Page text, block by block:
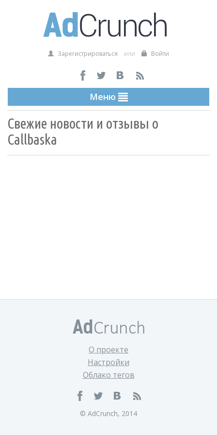
Зарегистрироваться или Войти
Меню
Свежие новости и отзывы о
Callbaska
О проекте
Настройки
Облако тегов
© AdCrunch, 2014